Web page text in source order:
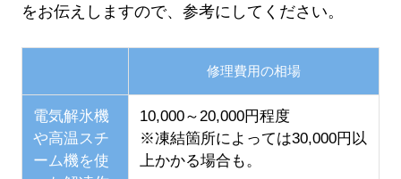
をお伝えしますので、参考にしてください。
修理費用の相場
電気解氷機
や高温スチ
ーム機を使
10,000～20,000円程度
※凍結箇所によっては30,000円以
上かかる場合も。